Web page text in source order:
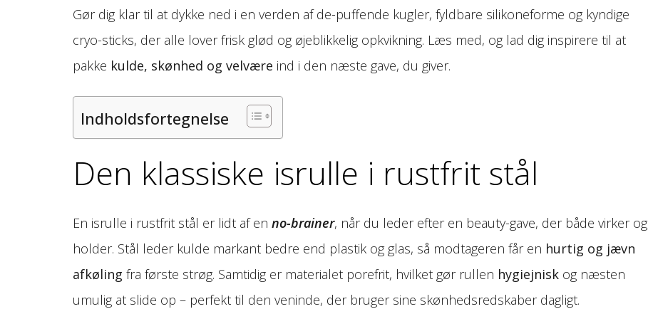
Gør dig klar til at dykke ned i en verden af de-puffende kugler, fyldbare silikoneforme og kyndige
cryo-sticks, der alle lover frisk glød og øjeblikkelig opkvikning. Læs med, og lad dig inspirere til at
pakke kulde, skønhed og velvære ind i den næste gave, du giver.
Indholdsfortegnelse
Den klassiske isrulle i rustfrit stål
En isrulle i rustfrit stål er lidt af en no-brainer, når du leder efter en beauty-gave, der både virker og
holder. Stål leder kulde markant bedre end plastik og glas, så modtageren får en hurtig og jævn
afkøling fra første strøg. Samtidig er materialet porefrit, hvilket gør rullen hygiejnisk og næsten
umulig at slide op – perfekt til den veninde, der bruger sine skønhedsredskaber dagligt.